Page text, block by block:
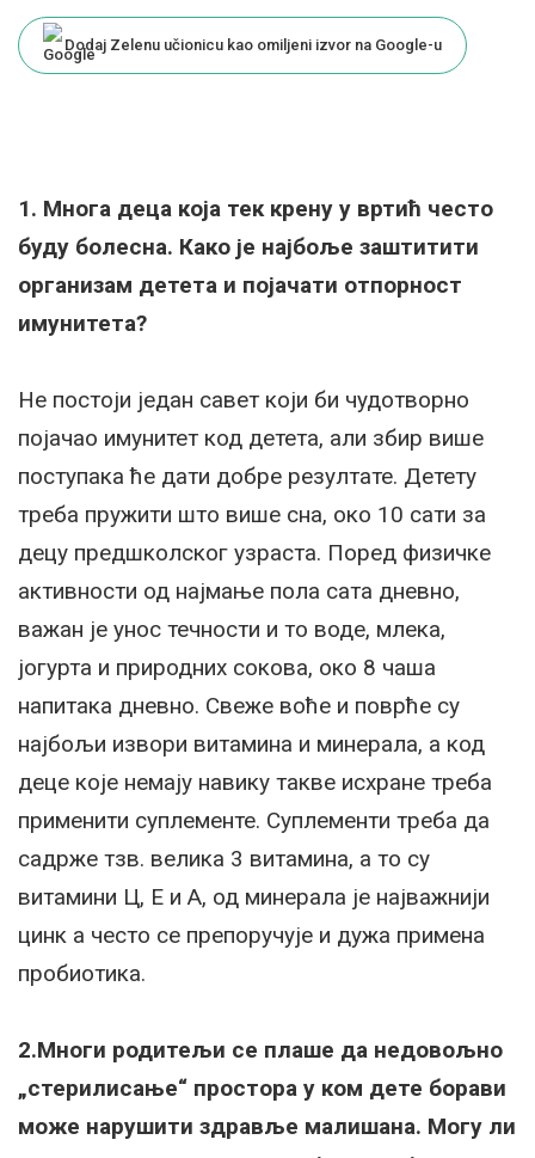
Dodaj Zelenu učionicu kao omiljeni izvor na Google-u
1. Многа деца која тек крену у вртић често
буду болесна. Како је најбоље заштитити
организам детета и појачати отпорност
имунитета?
Не постоји један савет који би чудотворно
појачао имунитет код детета, али збир више
поступака ће дати добре резултате. Детету
треба пружити што више сна, око 10 сати за
децу предшколског узраста. Поред физичке
активности од најмање пола сата дневно,
важан је унос течности и то воде, млека,
јогурта и природних сокова, око 8 чаша
напитака дневно. Свеже воће и поврће су
најбољи извори витамина и минерала, а код
деце које немају навику такве исхране треба
применити суплементе. Суплементи треба да
садрже тзв. велика 3 витамина, а то су
витамини Ц, Е и А, од минерала је најважнији
цинк а често се препоручује и дужа примена
пробиотика.
2.Многи родитељи се плаше да недовољно
„стерилисање“ простора у ком дете борави
може нарушити здравље малишана. Могу ли